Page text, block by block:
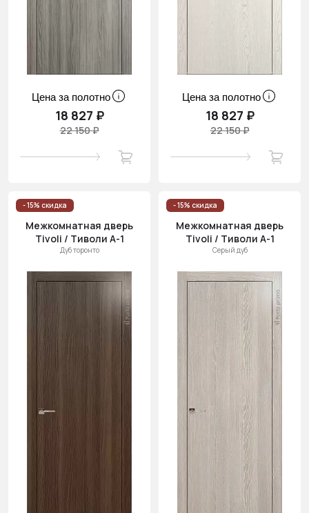
Цена за полотно
18 827 ₽
22 150 ₽
Цена за полотно
18 827 ₽
22 150 ₽
- 15% скидка
Межкомнатная дверь
Tivoli / Тиволи А-1
Дуб торонто
- 15% скидка
Межкомнатная дверь
Tivoli / Тиволи А-1
Серый дуб